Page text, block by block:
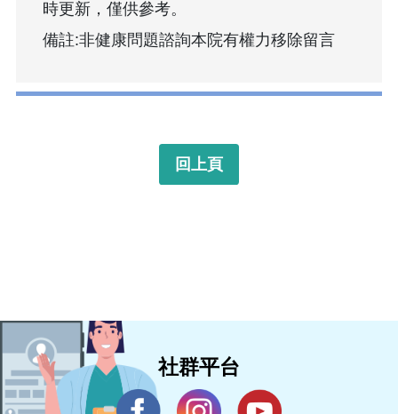
時更新，僅供參考。
備註:非健康問題諮詢本院有權力移除留言
回上頁
社群平台